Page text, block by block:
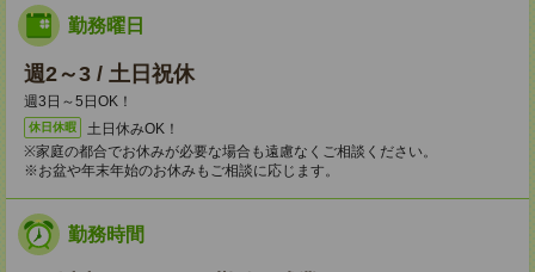
勤務曜日
週2～3 / 土日祝休
週3日～5日OK！
休日休暇
土日休みOK！
※家庭の都合でお休みが必要な場合も遠慮なくご相談ください。
※お盆や年末年始のお休みもご相談に応じます。
勤務時間